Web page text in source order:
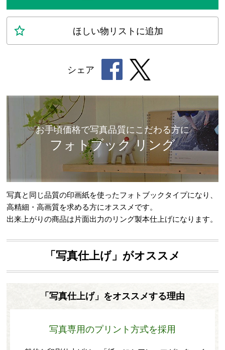
ほしい物 リスト に追加
シェア
お手頃価格で写真品質にこだわる方に
フォトブック リング
写真と同じ品質の印画紙を使ったフォトブックタイプになり、
高精細・高画質を求める方にオススメです。
出来上がりの商品は片面出力のリング製本仕上げになります。
「写真仕上げ」がオススメ
「写真仕上げ」をオススメする理由
写真専用のプリント方式を採用